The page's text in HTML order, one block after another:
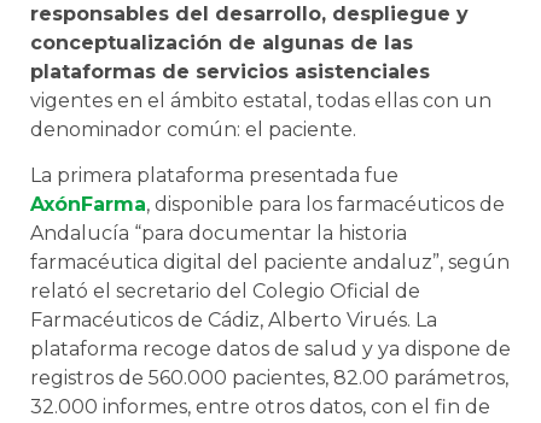
responsables del desarrollo, despliegue y
conceptualización de algunas de las
plataformas de servicios asistenciales
vigentes en el ámbito estatal, todas ellas con un
denominador común: el paciente.
La primera plataforma presentada fue
AxónFarma, disponible para los farmacéuticos de
Andalucía “para documentar la historia
farmacéutica digital del paciente andaluz”, según
relató el secretario del Colegio Oficial de
Farmacéuticos de Cádiz, Alberto Virués. La
plataforma recoge datos de salud y ya dispone de
registros de 560.000 pacientes, 82.00 parámetros,
32.000 informes, entre otros datos, con el fin de